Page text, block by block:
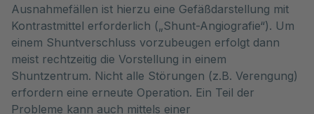
Ausnahmefällen ist hierzu eine Gefäßdarstellung mit
Kontrastmittel erforderlich („Shunt-Angiografie“). Um
einem Shuntverschluss vorzubeugen erfolgt dann
meist rechtzeitig die Vorstellung in einem
Shuntzentrum. Nicht alle Störungen (z.B. Verengung)
erfordern eine erneute Operation. Ein Teil der
Probleme kann auch mittels einer